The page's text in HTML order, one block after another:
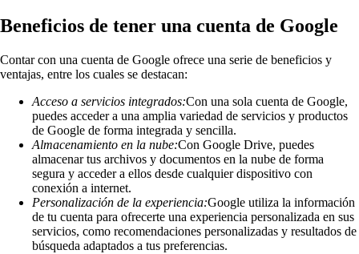
Beneficios de tener una cuenta de Google
Contar con una cuenta de Google ofrece una serie de beneficios y
ventajas, entre los cuales se destacan:
Acceso a servicios integrados:Con una sola cuenta de Google,
puedes acceder a una amplia variedad de servicios y productos
de Google de forma integrada y sencilla.
Almacenamiento en la nube:Con Google Drive, puedes
almacenar tus archivos y documentos en la nube de forma
segura y acceder a ellos desde cualquier dispositivo con
conexión a internet.
Personalización de la experiencia:Google utiliza la información
de tu cuenta para ofrecerte una experiencia personalizada en sus
servicios, como recomendaciones personalizadas y resultados de
búsqueda adaptados a tus preferencias.